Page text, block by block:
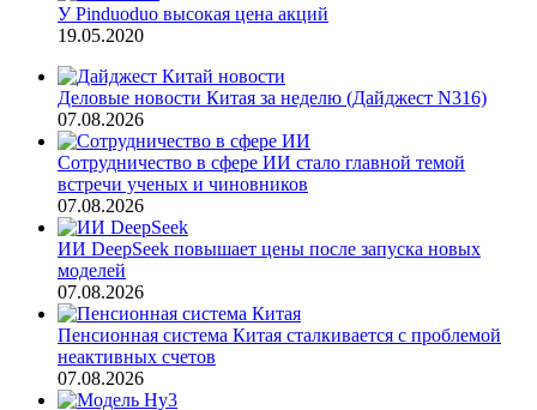
У Pinduoduo высокая цена акций
19.05.2020
Деловые новости Китая за неделю (Дайджест N316)
07.08.2026
Сотрудничество в сфере ИИ стало главной темой
встречи ученых и чиновников
07.08.2026
ИИ DeepSeek повышает цены после запуска новых
моделей
07.08.2026
Пенсионная система Китая сталкивается с проблемой
неактивных счетов
07.08.2026